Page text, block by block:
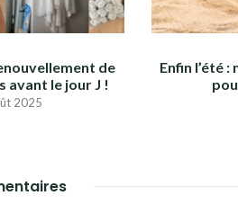
de
avant le jour J !
2025
Enfin l’été